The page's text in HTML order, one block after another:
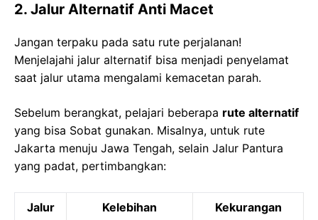
2. Jalur Alternatif Anti Macet
Jangan terpaku pada satu rute perjalanan!
Menjelajahi jalur alternatif bisa menjadi penyelamat
saat jalur utama mengalami kemacetan parah.
Sebelum berangkat, pelajari beberapa rute alternatif
yang bisa Sobat gunakan. Misalnya, untuk rute
Jakarta menuju Jawa Tengah, selain Jalur Pantura
yang padat, pertimbangkan:
Jalur Kelebihan Kekurangan